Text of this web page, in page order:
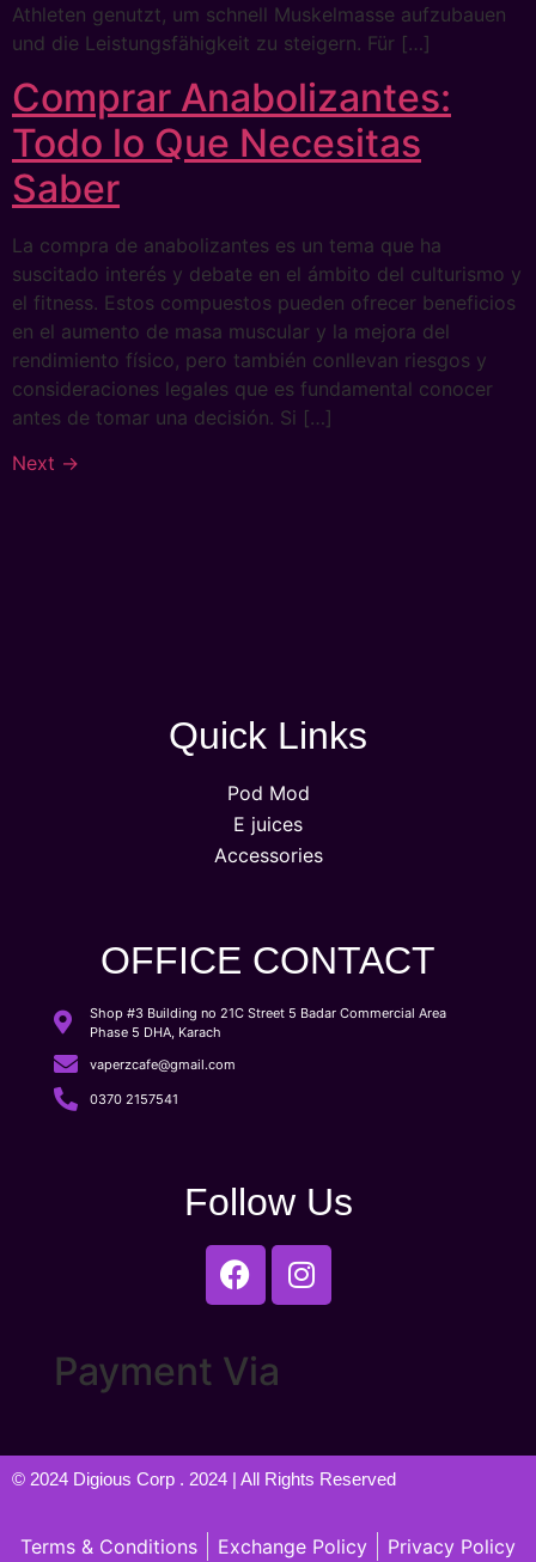
Athleten genutzt, um schnell Muskelmasse aufzubauen
und die Leistungsfähigkeit zu steigern. Für […]
Comprar Anabolizantes:
Todo lo Que Necesitas
Saber
La compra de anabolizantes es un tema que ha
suscitado interés y debate en el ámbito del culturismo y
el fitness. Estos compuestos pueden ofrecer beneficios
en el aumento de masa muscular y la mejora del
rendimiento físico, pero también conllevan riesgos y
consideraciones legales que es fundamental conocer
antes de tomar una decisión. Si […]
Next →
Quick Links
Pod Mod
E juices
Accessories
OFFICE CONTACT
Shop #3 Building no 21C Street 5 Badar Commercial Area
Phase 5 DHA, Karach
vaperzcafe@gmail.com
0370 2157541
Follow Us
Payment Via
© 2024 Digious Corp . 2024 | All Rights Reserved
Terms & Conditions Exchange Policy Privacy Policy